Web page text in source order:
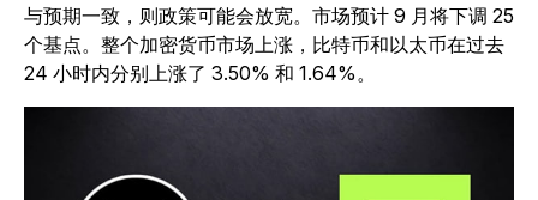
与预期一致，则政策可能会放宽。市场预计 9 月将下调 25
个基点。整个加密货币市场上涨，比特币和以太币在过去
24 小时内分别上涨了 3.50% 和 1.64%。